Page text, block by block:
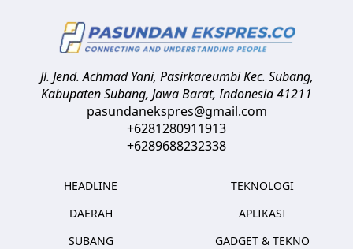
Jl. Jend. Achmad Yani, Pasirkareumbi Kec. Subang,
Kabupaten Subang, Jawa Barat,Indonesia41211
pasundanekspres@gmail.com
+6281280911913
+6289688232338
HEADLINE
DAERAH
SUBANG
TEKNOLOGI
APLIKASI
GADGET & TEKNO